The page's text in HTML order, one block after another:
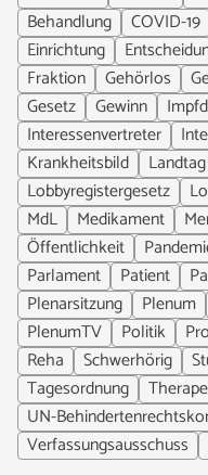
Behandlung
COVID-19
Einrichtung
Fraktion
Gehörlos
Gesetz
Gewinn
Interessenvertreter
Krankheitsbild
Landtag
Lobbyregistergesetz
MdL
Medikament
Öffentlichkeit
Parlament
Patient
Plenarsitzung
Plenum
PlenumTV
Politik
Reha
Schwerhörig
Tagesordnung
UN-
Verfassungsausschuss